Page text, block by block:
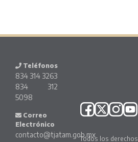
Teléfonos
834 314 3263
834 312
5098
Correo
Electrónico
contacto@tjatam.gob.mxTodos los derechos